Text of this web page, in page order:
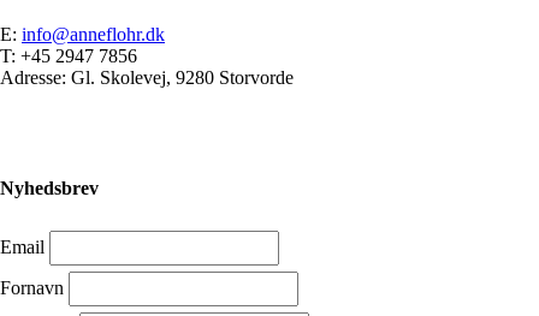
E: info@anneflohr.dk
T: +45 2947 7856
Adresse: Gl. Skolevej, 9280 Storvorde
Nyhedsbrev
Email
Fornavn